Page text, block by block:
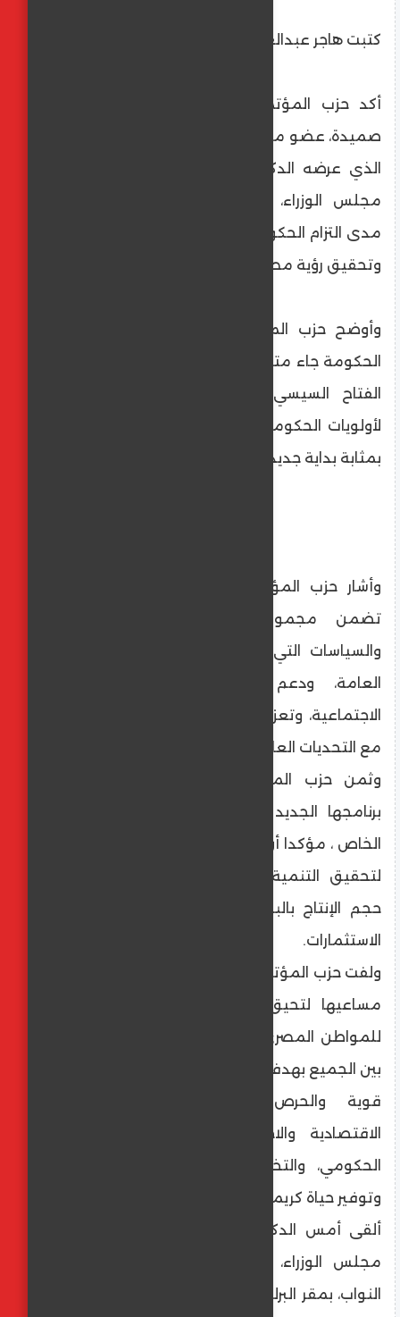
كتبت هاجر عبدالعليم
أكد حزب المؤتمر، برئاسة الربان عمر المختار
صميدة، عضو مجلس الشيوخ، أن بيان الحكومة
الذي عرضه الدكتور مصطفى مدبولي، رئيس
مجلس الوزراء، أمام مجلس النواب، يعكس
مدى التزام الحكومة بتلبية احتياجات المواطنين
وتحقيق رؤية مصر 2030.
وأوضح حزب المؤتمر، في بيان له ، أن بيان
الحكومة جاء متماشيا مع تكليفات الرئيس عبد
الفتاح السيسي للحكومة الجديدة، ومحددا
لأولويات الحكومة في الفترة المقبلة، بما يعد
بمثابة بداية جديدة لاستكمال البناء.
وأشار حزب المؤتمر، إلى أن برنامج الحكومة
تضمن مجموعة واسعة من المبادرات
والسياسات التي تهدف إلى تحسين الخدمات
العامة، ودعم الاقتصاد، وتعزيز العدالة
الاجتماعية، وتعزيز قدرات الدولة على التعامل
مع التحديات العالمية المعاصرة.
وثمن حزب المؤتمر، خطوات الحكومة في
برنامجها الجديد لتوسيع الشراكة مع القطاع
الخاص ، مؤكدا أن ذلك هو أحد العوامل الهامة
لتحقيق التنمية وتوفير فرص العمل وزيادة
حجم الإنتاج بالبلاد، من خلال جذب مزيد من
الاستثمارات.
ولفت حزب المؤتمر، إلى أن الحكومة كشفت عن
مساعيها لتحيق التنمية الشاملة والرفاهية
للمواطن المصري، من خلال التعاون المشترك
بين الجميع بهدف تحقيق الإصلاح الشامل، بإرادة
قوية والحرص على معالجة التحديات
الاقتصادية والاجتماعية ورفع كفاءة الأداء
الحكومي، والتخفيف على كاهل المواطنين
وتوفير حياة كريمة لهم.
ألقى أمس الدكتور مصطفى مدبولي، رئيس
مجلس الوزراء، بيان الحكومة، أمام مجلس
النواب، بمقر البرلمان بالعاصمة الإدارية الجديدة،